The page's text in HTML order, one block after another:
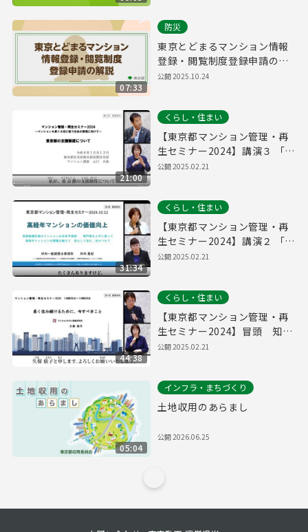
07:33
防災
東京とどまるマンション情報
登録・閲覧制度登録申請の解
説
公開2025.10.24
21:00
くらし・住まい
【東京都マンション管理・再
生セミナー2024】講演３ 「東
京都の支援制度について」
公開2025.02.21
31:34
くらし・住まい
【東京都マンション管理・再
生セミナー2024】講演２ 「高
経年マンションの価値向上」
公開2025.02.21
44:38
くらし・住まい
【東京都マンション管理・再
生セミナー2024】冒頭 知事
挨拶/講演１ 「長く住み続ける
公開2025.02.21
05:04
インフラ・まちづくり
土地収用のあらまし
公開2026.06.25